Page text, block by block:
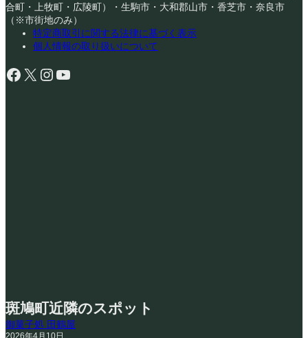
合町・上牧町・広陵町）・生駒市・大和郡山市・香芝市・奈良市
（※市街地のみ）
特定商取引に関する法律に基づく表示
個人情報の取り扱いについて
Facebook X Instagram YouTube
斑鳩町近隣のスポット
御菓子処 田鶴屋
2026年4月10日